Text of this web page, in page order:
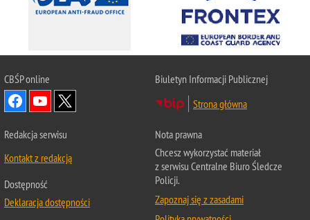
CBŚPonline
Biuletyn Informacji Publicznej
Strona główna
Redakcja serwisu
Kontakt z redakcją
Dostępność
Deklaracja dostępności
Nota prawna
Chcesz wykorzystać materiał
z serwisu Centralne Biuro Śledcze
Policji.
Zapoznaj się z zasadami